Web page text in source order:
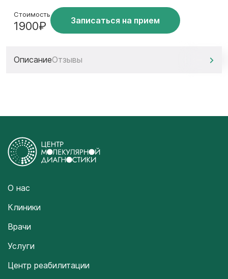
Стоимость
1900₽ Записаться на прием
ОписаниеОтзывы
О нас
Клиники
Врачи
Услуги
Центр реабилитации